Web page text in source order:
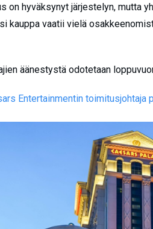
on hyväksynyt järjestelyn, mutta
kauppa vaatii vielä
äänestystä odotetaan
Entertainmentin toimitusjohtaja